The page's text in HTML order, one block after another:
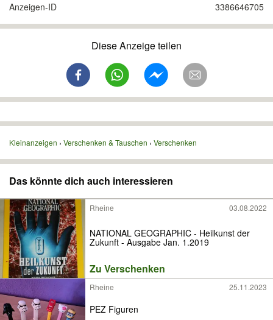
Anzeigen-ID 3386646705
Diese Anzeige teilen
Kleinanzeigen Verschenken & Tauschen Verschenken
Das könnte dich auch interessieren
Rheine 03.08.2022
NATIONAL GEOGRAPHIC - Heilkunst der
Zukunft - Ausgabe Jan. 1.2019
Zu Verschenken
Rheine 25.11.2023
PEZ Figuren